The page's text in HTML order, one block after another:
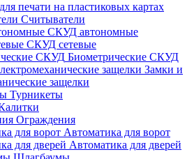
печати на пластиковых картах
Считыватели
СКУД автономные
СКУД сетевые
Биометрические СКУД
Замки и
защелки
Турникеты
Ограждения
Автоматика для ворот
Автоматика для дверей